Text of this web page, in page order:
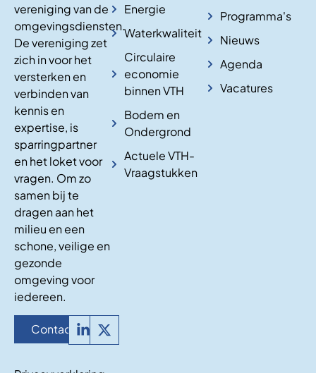
vereniging van de
omgevingsdiensten.
De vereniging zet
zich in voor het
versterken en
verbinden van
kennis en
expertise, is
sparringpartner
en het loket voor
vragen. Om zo
samen bij te
dragen aan het
milieu en een
schone, veilige en
gezonde
omgeving voor
iedereen.
Contact
Energie
Waterkwaliteit
Circulaire
economie
binnen VTH
Bodem en
Ondergrond
Actuele VTH-
Vraagstukken
Programma's
Nieuws
Agenda
Vacatures